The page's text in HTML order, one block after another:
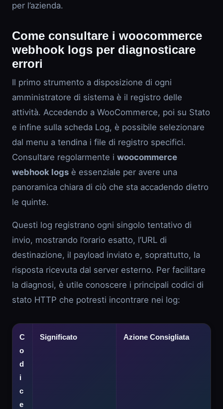
per l’azienda.
Come consultare i woocommerce
webhook logs per diagnosticare
errori
Il primo strumento a disposizione di ogni
amministratore di sistema è il registro delle
attività. Accedendo a WooCommerce, poi su Stato
e infine sulla scheda Log, è possibile selezionare
dal menu a tendina i file di registro specifici.
Consultare regolarmente i woocommerce
webhook logs è essenziale per avere una
panoramica chiara di ciò che sta accadendo dietro
le quinte.
Questi log registrano ogni singolo tentativo di
invio, mostrando l’orario esatto, l’URL di
destinazione, il payload inviato e, soprattutto, la
risposta ricevuta dal server esterno. Per facilitare
la diagnosi, è utile conoscere i principali codici di
stato HTTP che potresti incontrare nei log:
C
o
d
i
c
e
Significato Azione Consigliata